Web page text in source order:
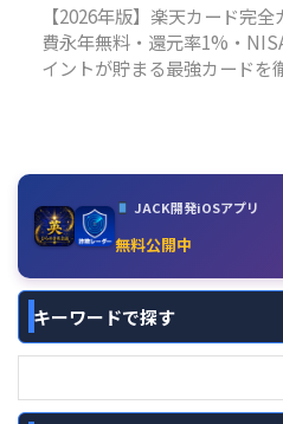
【2026年版】楽天カード完
費永年無料・還元率1%・
イントが貯まる最強カードを
JACK開発iOSアプリ
無料公開中
キーワードで探す